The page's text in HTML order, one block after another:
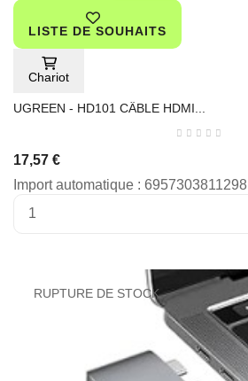
LISTE DE SOUHAITS
Chariot
UGREEN - HD101 CÂBLE HDMI...
17,57 €
Import automatique : 6957303811298
RUPTURE DE STOCK